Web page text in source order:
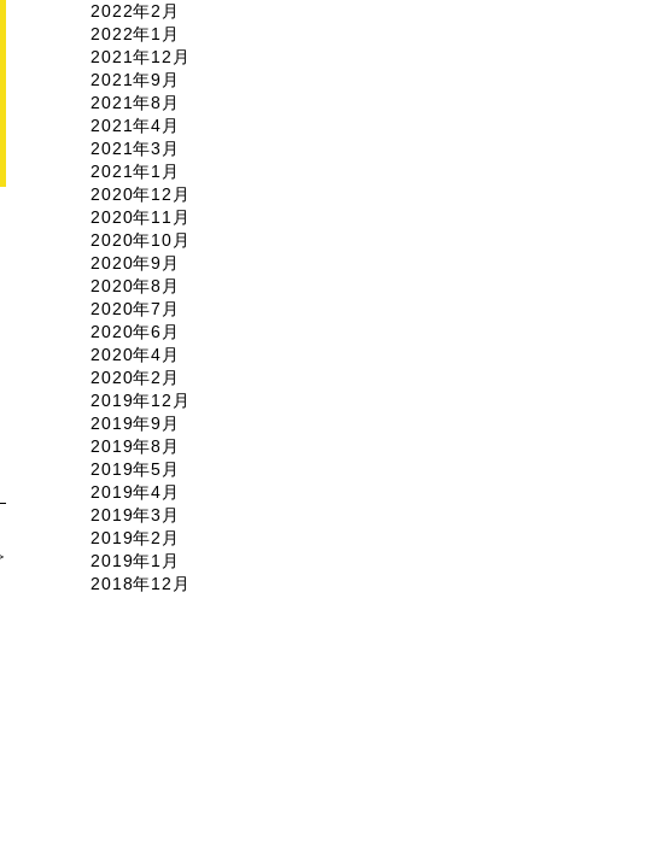
2022年2月
2022年1月
2021年12月
2021年9月
2021年8月
2021年4月
2021年3月
2021年1月
2020年12月
2020年11月
2020年10月
2020年9月
2020年8月
2020年7月
2020年6月
2020年4月
2020年2月
2019年12月
2019年9月
2019年8月
2019年5月
2019年4月
2019年3月
2019年2月
2019年1月
2018年12月